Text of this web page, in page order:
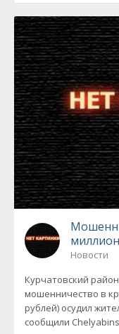
Новости
Курчатовский
мошенничество в
рублей) осудил
сообщили